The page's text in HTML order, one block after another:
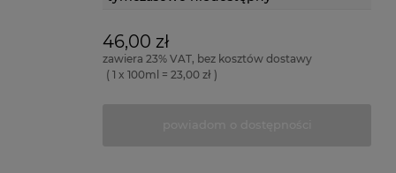
46,00 zł
zawiera 23% VAT, bez kosztów dostawy
( 1 x 100ml = 23,00 zł )